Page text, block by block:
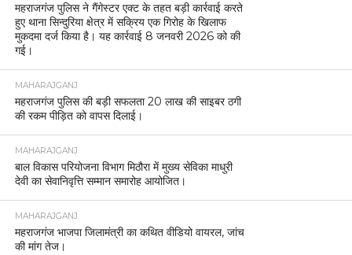
महराजगंज पुलिस ने गैंगेस्टर एक्ट के तहत बड़ी कार्रवाई करते
हुए थाना सिन्दुरिया क्षेत्र में सक्रिय एक गिरोह के खिलाफ
मुकदमा दर्ज किया है। यह कार्रवाई 8 जनवरी 2026 को की
गई।
MAHARAJGANJ
महराजगंज पुलिस की बड़ी सफलता 20 लाख की साइबर ठगी
की रकम पीड़ित को वापस दिलाई।
MAHARAJGANJ
बाल विकास परियोजना विभाग मिठौरा में मुख्य सेविका माधुरी
देवी का सेवानिवृत्ति सम्मान समारोह आयोजित।
MAHARAJGANJ
महराजगंज भाजपा जिलामंत्री का कथित वीडियो वायरल, जांच
की मांग तेज।